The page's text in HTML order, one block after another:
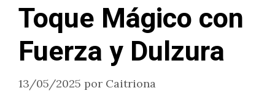
Toque Mágico con
Fuerza y Dulzura
13/05/2025 por Caitriona